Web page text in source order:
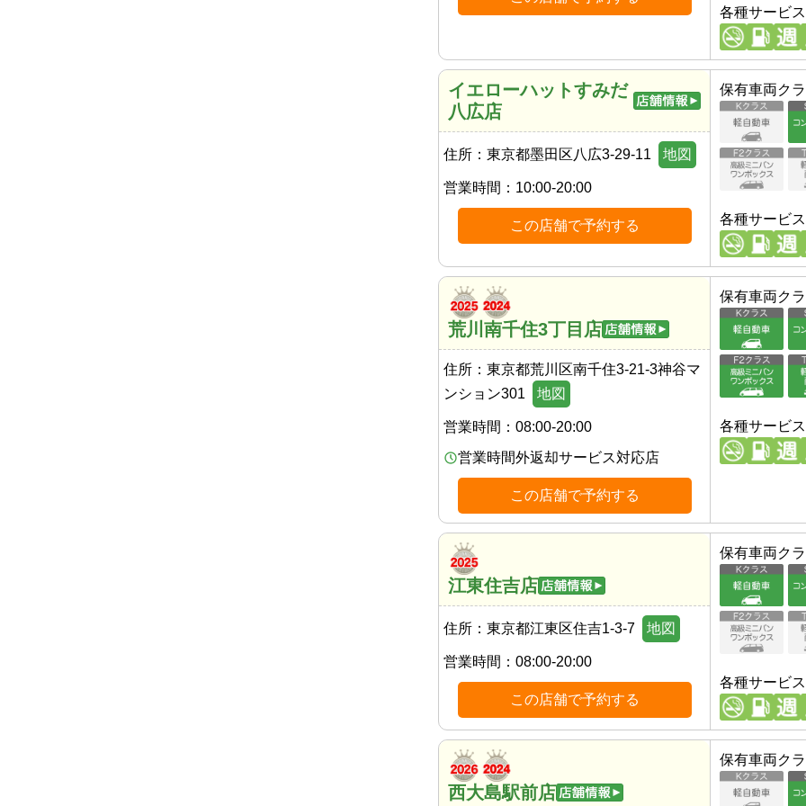
各種サービス
イエローハットすみだ
八広店
住所： 東京都墨田区八広3-29-11 地図
営業時間： 10:00-20:00
この店舗で予約する
保有車両ク
各種サービス
荒川南千住3丁目店
住所： 東京都荒川区南千住3-21-3神谷マ
ンション301
地図
営業時間： 08:00-20:00
営業時間外返却サービス対応店
この店舗で予約する
保有車両ク
各種サービス
江東住吉店
住所： 東京都江東区住吉1-3-7 地図
営業時間： 08:00-20:00
この店舗で予約する
保有車両ク
各種サービス
西大島駅前店
保有車両ク